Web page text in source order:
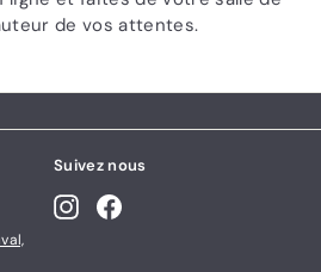
de vos attentes.
Suivez nous
InstagramFacebook